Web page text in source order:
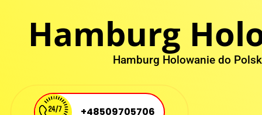
Hamburg
Hamburg Holowanie do
+48509705706